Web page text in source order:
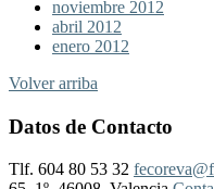
noviembre 2012
abril 2012
enero 2012
Volver arriba
Datos de Contacto
Tlf. 604 80 53 32